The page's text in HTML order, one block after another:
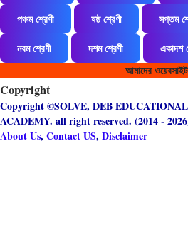
পঞ্চম শ্রেণী
ষষ্ঠ শ্রেণী সপ্তম
নবম শ্রেণী
দশম শ্রেণী একাদশ
আমাদের ওয়েবসাইটটি
Copyright
Copyright ©SOLVE, DEB
ACADEMY. all right reserved. (2014 -
About Us, Contact US, Disclaimer